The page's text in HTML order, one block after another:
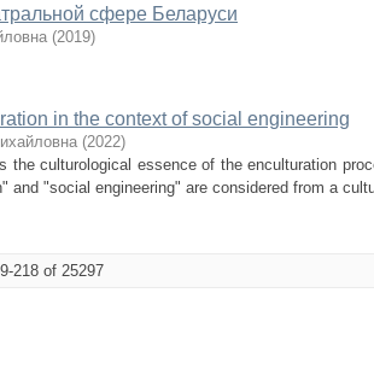
сфере Беларуси
(2019)
in the context of social engineering
(2022)
the culturological essence of the enculturation
and "social engineering" are considered from a
218 of 25297